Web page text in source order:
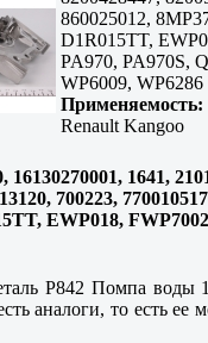
860025012,
D1R015TT,
PA970, PA970S,
WP6009, WP6286
Применяемость:
Renault Kangoo
1641,
700223,
EWP018,
P842 Помпа
аналоги, то есть